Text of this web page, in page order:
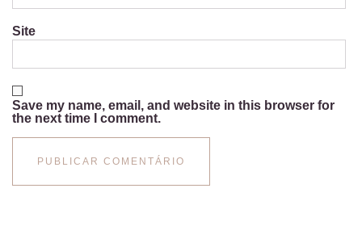
Site
Save my name, email, and website in this browser for
the next time I comment.